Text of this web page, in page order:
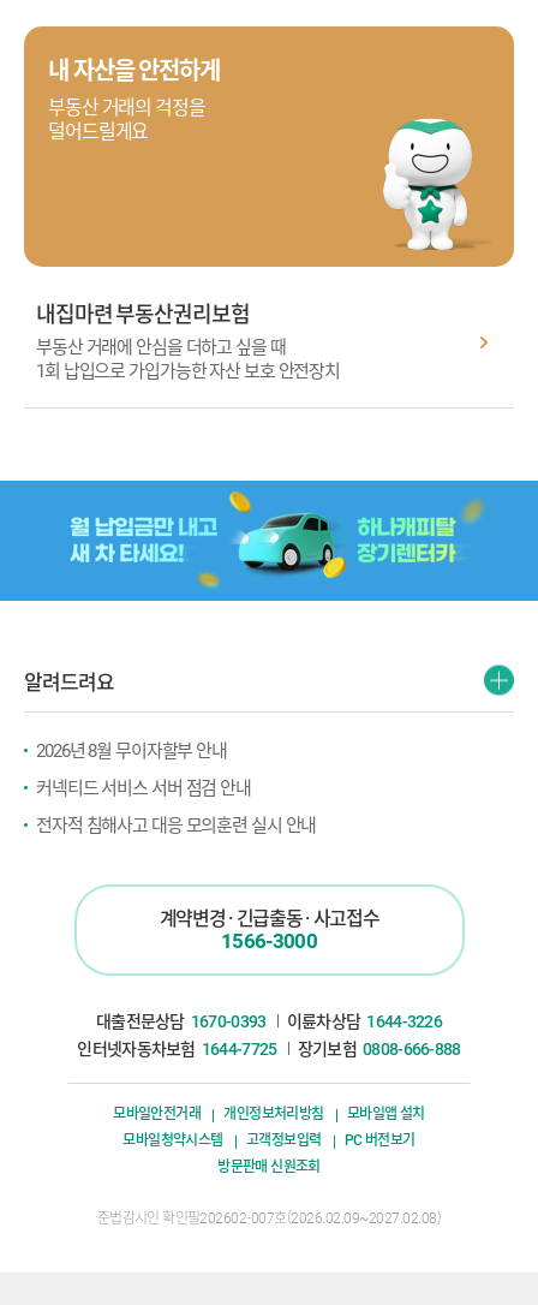
내 자산을 안전하게
부동산 거래의 걱정을
덜어드릴게요
내집마련 부동산권리보험
부동산 거래에 안심을 더하고 싶을 때
1회 납입으로 가입가능한 자산 보호 안전장치
알려드려요
더
보
기
2026년 8월 무이자할부 안내
커넥티드 서비스 서버 점검 안내
전자적 침해사고 대응 모의훈련 실시 안내
계약변경 · 긴급출동 · 사고접수
1566-3000
대출전문상담 1670-0393 이륜차상담 1644-3226
인터넷자동차보험 1644-7725 장기보험 0808-666-888
모바일안전거래 개인정보처리방침
모바일앱 설치
모바일청약시스템
고객정보입력
PC 버전보기
방문판매 신원조회
준법감시인 확인필202602-007호(2026.02.09~2027.02.08)